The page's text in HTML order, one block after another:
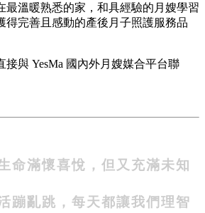
最溫暖熟悉的家，和具經驗的月嫂學習
得完善且感動的產後月子照護服務品
接與 YesMa 國內外月嫂媒合平台聯
命滿懷喜悅，但又充滿未知
蹦亂跳，每天都讓我們理智